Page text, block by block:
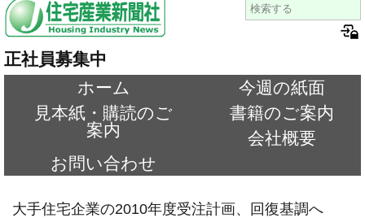
正社員募集中
ホーム
今週の紙面
見本紙・購読のご
案内
書籍のご案内
会社概要
お問い合わせ
大手住宅企業の2010年度受注計画、回復基調へ